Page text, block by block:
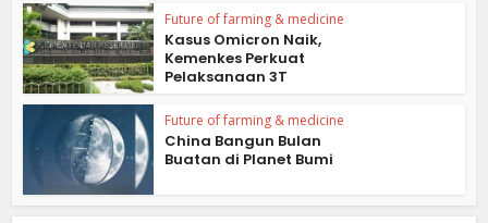
Future of farming & medicine
Kasus Omicron Naik,
Kemenkes Perkuat
Pelaksanaan 3T
Future of farming & medicine
China Bangun Bulan
Buatan di Planet Bumi